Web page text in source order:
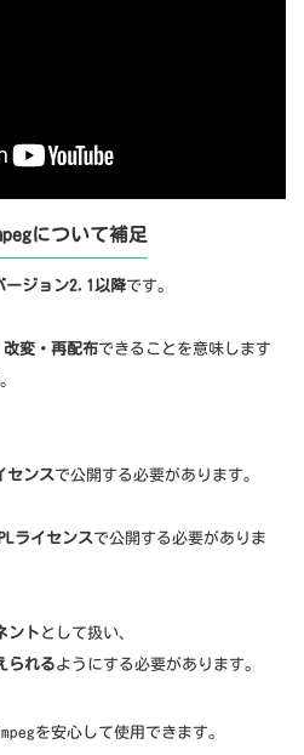
について補足
ージョン2.1以降です。
改変・再配布できることを意味します
センスで公開する必要があります。
ライセンスで公開する必要がありま
ント として扱い、
られるようにする必要があります。
を安心して使用できます。